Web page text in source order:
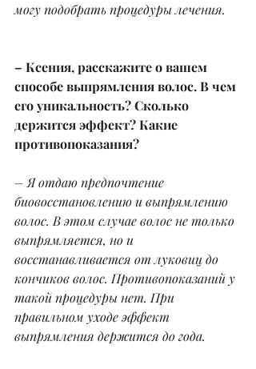
могу подобрать процедуры лечения.
– Ксения, расскажите о вашем
способе выпрямления волос. В чем
его уникальность? Сколько
держится эффект? Какие
противопоказания?
– Я отдаю предпочтение
биовосстановлению и выпрямлению
волос. В этом случае волос не только
выпрямляется, но и
восстанавливается от луковиц до
кончиков волос. Противопоказаний у
такой процедуры нет. При
правильном уходе эффект
выпрямления держится до года.